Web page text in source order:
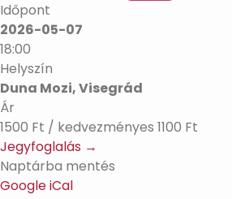
Időpont
2026-05-07
18:00
Helyszín
Duna Mozi, Visegrád
Ár
1500 Ft / kedvezményes 1100 Ft
Jegyfoglalás →
Naptárba mentés
GoogleiCal